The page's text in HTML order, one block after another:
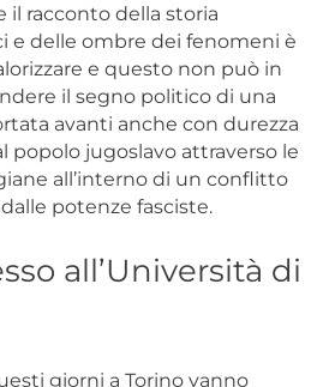
il racconto della storia
e delle ombre dei fenomeni è
e questo non può in
il segno politico di una
avanti anche con durezza
popolo jugoslavo attraverso le
all’interno di un conflitto
potenze fasciste.
all’Università di
giorni a Torino vanno